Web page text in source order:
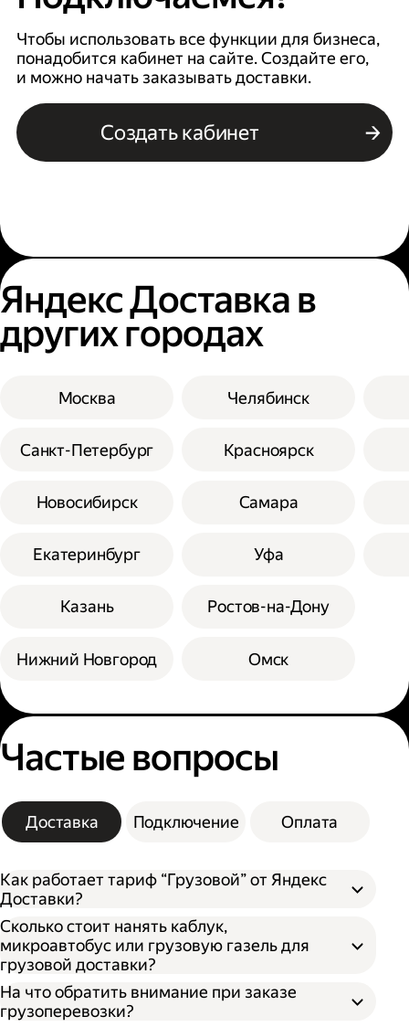
Чтобы использовать все функции для бизнеса,
понадобится кабинет на сайте. Создайте его,
и можно начать заказывать доставки.
Создать кабинет
Яндекс Доставка в
других городах
Москва
Санкт-Петербург
Новосибирск
Екатеринбург
Казань
Нижний Новгород
Челябинск
Красноярск
Самара
Уфа
Ростов-на-Дону
Омск
Частые вопросы
Доставка Подключение Оплата
Как работает тариф “Грузовой” от Яндекс
Доставки?
Сколько стоит нанять каблук,
микроавтобус или грузовую газель для
грузовой доставки?
На что обратить внимание при заказе
грузоперевозки?